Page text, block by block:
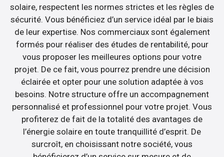
solaire, respectent les normes strictes et les règles de
sécurité. Vous bénéficiez d’un service idéal par le biais
de leur expertise. Nos commerciaux sont également
formés pour réaliser des études de rentabilité, pour
vous proposer les meilleures options pour votre
projet. De ce fait, vous pourrez prendre une décision
éclairée et opter pour une solution adaptée à vos
besoins. Notre structure offre un accompagnement
personnalisé et professionnel pour votre projet. Vous
profiterez de fait de la totalité des avantages de
l’énergie solaire en toute tranquillité d’esprit. De
surcroît, en choisissant notre société, vous